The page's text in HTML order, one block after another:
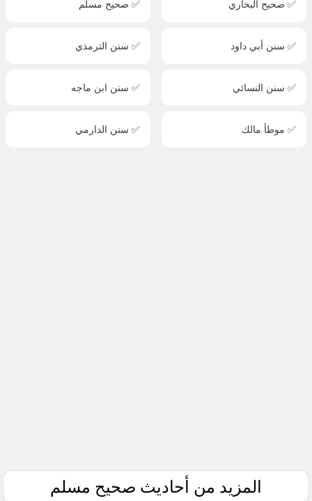
✅ صحيح البخاري ✅ صحيح مسلم
✅ سنن أبي داود ✅ سنن الترمذي
✅ سنن النسائي ✅ سنن ابن ماجه
✅ موطأ مالك ✅ سنن الدارمي
المزيد من أحاديث صحيح مسلم